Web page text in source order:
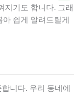
지기도 합니다. 그래
쉽게 알려드릴게
니다. 우리 동네에